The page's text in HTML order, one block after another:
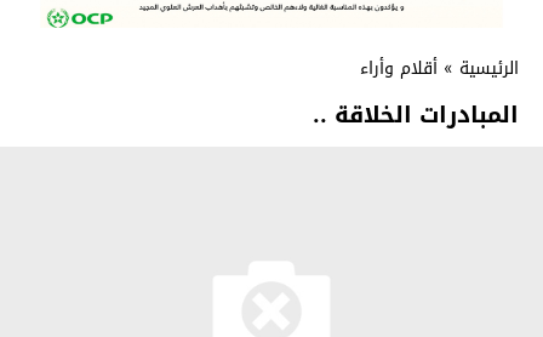
الرئيسية » أقلام وأراء
المبادرات الخلاقة ..